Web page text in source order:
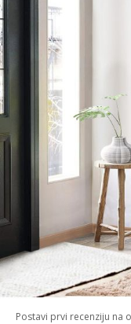
Postavi prvi recenziju na